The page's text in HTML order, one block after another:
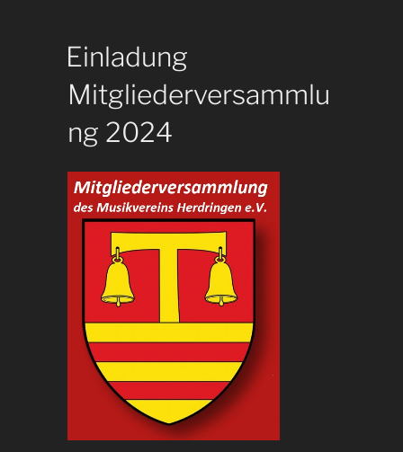
Einladung
Mitgliederversammlu
ng 2024